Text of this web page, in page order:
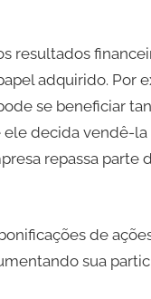
resultados
adquirido. Por
se beneficiar
decida vendê-
repassa parte
de
sua